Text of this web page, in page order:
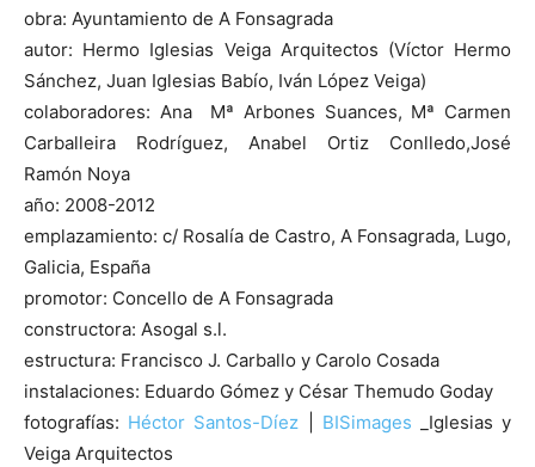
obra: Ayuntamiento de A Fonsagrada
autor: Hermo Iglesias Veiga Arquitectos (Víctor Hermo
Sánchez, Juan Iglesias Babío, Iván López Veiga)
colaboradores: Ana Mª Arbones Suances, Mª Carmen
Carballeira Rodríguez, Anabel Ortiz Conlledo,José
Ramón Noya
año: 2008-2012
emplazamiento: c/ Rosalía de Castro, A Fonsagrada, Lugo,
Galicia, España
promotor: Concello de A Fonsagrada
constructora: Asogal s.l.
estructura: Francisco J. Carballo y Carolo Cosada
instalaciones: Eduardo Gómez y César Themudo Goday
fotografías: Héctor Santos-Díez BISimages _Iglesias y
Veiga Arquitectos